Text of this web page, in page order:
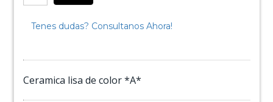
Tenes dudas? Consultanos Ahora!
Ceramica lisa de color *A*